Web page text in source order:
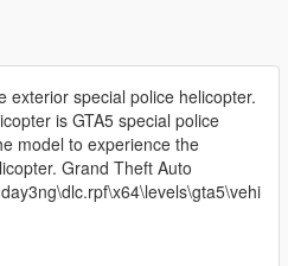
exterior special police helicopter.
is GTA5 special police
model to experience the
Grand Theft Auto